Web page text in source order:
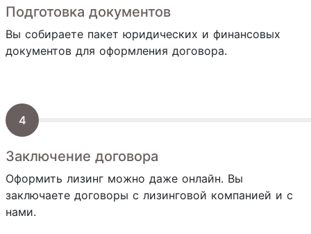
Подготовка документов
Вы собираете пакет юридических и финансовых
документов для оформления договора.
Заключение договора
Оформить лизинг можно даже онлайн. Вы
заключаете договоры с лизинговой компанией и с
нами.